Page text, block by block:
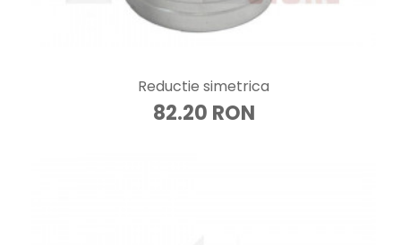
Reductie simetrica
82.20 RON